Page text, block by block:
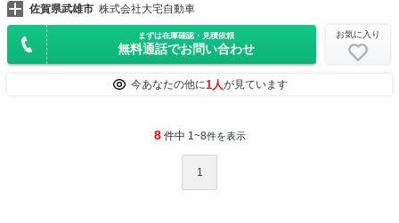
佐賀県武雄市 株式会社大宅自動車
まずは在庫確認・見積依頼
無料通話でお問い合わせ
お気に入り
今あなたの他に1人が見ています
8 件中 1~8件を表示
1